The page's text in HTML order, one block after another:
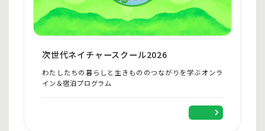
次世代ネイチャースクール2026
わたしたちの暮らしと生きもののつながりを学ぶオンラ
イン＆宿泊プログラム